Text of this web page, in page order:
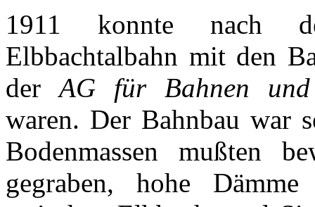
1911 konnte nach
Elbbachtalbahn mit den
derAG für Bahnen und
waren. Der Bahnbau war
Bodenmassen mußten
gegraben, hohe